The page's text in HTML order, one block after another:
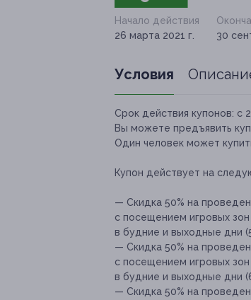
Начало действия
26 марта 2021 г.
30
Условия
Срок действия купонов: с
Вы можете предъявить
Один человек может
Купон действует на
— Скидка 50% на
с посещением игровых
в будние и выходные дни
— Скидка 50% на
с посещением игровых
в будние и выходные дни
— Скидка 50% на